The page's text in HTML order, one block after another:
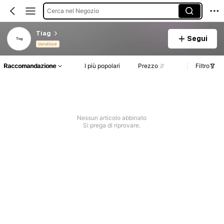
Cerca nel Negozio
Tiag
Venditore
Segui
Raccomandazione I più popolari Prezzo Filtro
Nessun articolo abbinato
Si prega di riprovare.